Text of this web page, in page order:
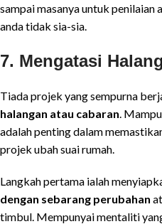
sampai masanya untuk penilaian
anda tidak sia-sia.
7. Mengatasi
Tiada projek yang sempurna
halangan atau cabaran .
adalah penting dalam
projek ubah suai rumah.
Langkah pertama ialah
dengan sebarang perubahan
timbul. Mempunyai mentaliti